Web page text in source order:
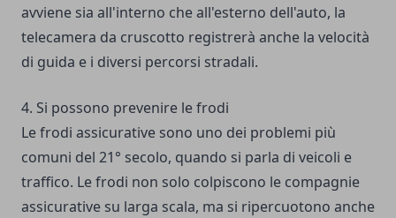
avviene sia all'interno che all'esterno dell'auto, la
telecamera da cruscotto registrerà anche la velocità
di guida e i diversi percorsi stradali.
4. Si possono prevenire le frodi
Le frodi assicurative sono uno dei problemi più
comuni del 21° secolo, quando si parla di veicoli e
traffico. Le frodi non solo colpiscono le compagnie
assicurative su larga scala, ma si ripercuotono anche